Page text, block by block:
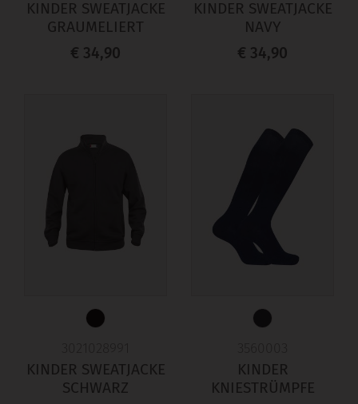
KINDER SWEATJACKE
GRAUMELIERT
€ 34,90
KINDER SWEATJACKE
NAVY
€ 34,90
KINDER SWEATJACKE
SCHWARZ
KINDER
KNIESTRÜMPFE